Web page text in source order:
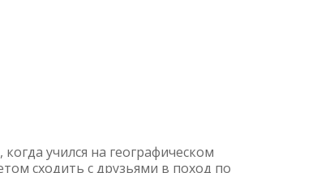
учился на географическом
сходить с друзьями в поход по